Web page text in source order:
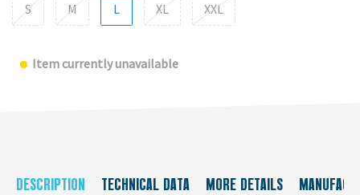
S M L XL XXL
Item currently unavailable
DESCRIPTION TECHNICAL DATA MORE DETAILS